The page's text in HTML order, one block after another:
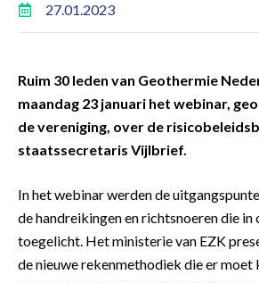
27.01.2023
Ruim 30 leden van Geothermie
maandag 23 januari het webinar,
de vereniging, over de
staatssecretaris Vijlbrief.
In het webinar werden de
de handreikingen en richtsnoeren die
toegelicht. Het ministerie van EZK
de nieuwe rekenmethodiek die er moet